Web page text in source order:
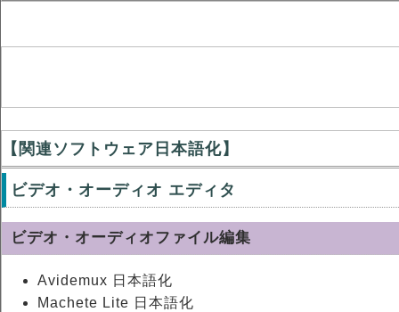
【関連ソフトウェア日本語化】
ビデオ・オーディオ エディタ
ビデオ・オーディオファイル編集
Avidemux 日本語化
Machete Lite 日本語化